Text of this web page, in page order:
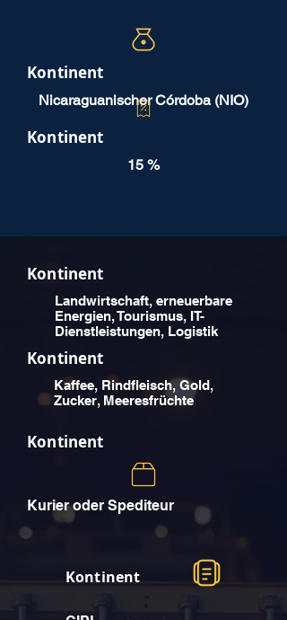
Kontinent
Nicaraguanischer Córdoba (NIO)
Kontinent
15 %
Kontinent
Landwirtschaft, erneuerbare
Energien, Tourismus, IT-
Dienstleistungen, Logistik
Kontinent
Kaffee, Rindfleisch, Gold,
Zucker, Meeresfrüchte
Kontinent
Kurier oder Spediteur
Kontinent